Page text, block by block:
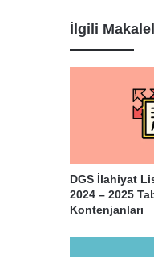
İlgili
DGS İlahiyat
2024 – 2025
Kontenjanları